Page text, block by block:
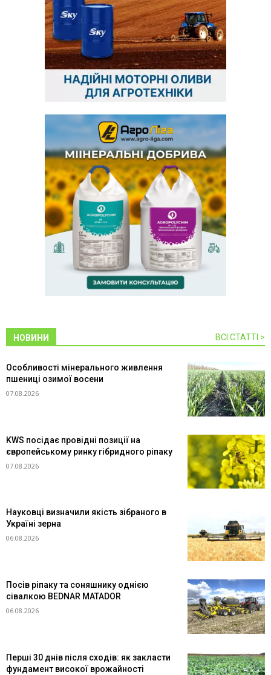
НОВИНИ ВСІ СТАТТІ >
Особливості мінерального живлення
пшениці озимої восени
07.08.2026
KWS посідає провідні позиції на
європейському ринку гібридного ріпаку
07.08.2026
Науковці визначили якість зібраного в
Україні зерна
06.08.2026
Посів ріпаку та соняшнику однією
сівалкою BEDNAR MATADOR
06.08.2026
Перші 30 днів після сходів: як закласти
фундамент високої врожайності